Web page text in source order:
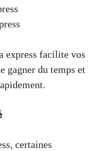
express facilite vos
gagner du temps et
certaines